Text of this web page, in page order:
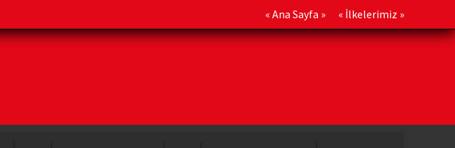
« Ana Sayfa » « İlkelerimiz »